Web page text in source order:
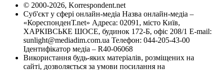
© 2000-2026, Korrespondent.net
Суб'єкт у сфері онлайн-медіа Назва онлайн-медіа –
«КореспонденТ.net» Адреса: 02091, місто Київ,
ХАРКІВСЬКЕ ШОСЕ, будинок 172-Б, офіс 208/1 E-mail:
sunlight@mediadim.com.ua Телефон: 044-205-43-00
Ідентифікатор медіа – R40-06068
Використання будь-яких матеріалів, розміщених на
сайті, дозволяється за умови посилання на